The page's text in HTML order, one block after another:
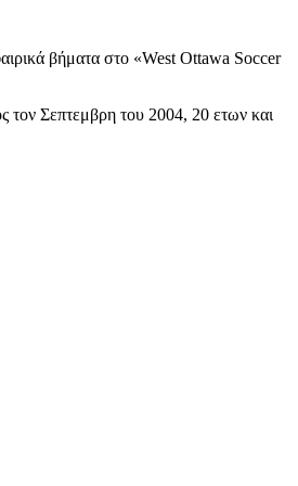
βήματα στο «West Ottawa Soccer
τον Σεπτεμβρη του 2004, 20 ετων και